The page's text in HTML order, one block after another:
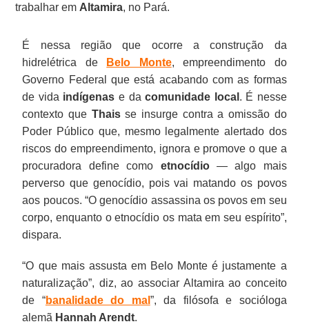
trabalhar em Altamira, no Pará.
É nessa região que ocorre a construção da
hidrelétrica de
Belo Monte, empreendimento do
Governo Federal que está acabando com as formas
de vida indígenas e dacomunidade local . É nesse
contexto que Thaisse insurge contra a omissão do
Poder Público que, mesmo legalmente alertado dos
riscos do empreendimento, ignora e promove o que a
procuradora define como etnocídio— algo mais
perverso que genocídio, pois vai matando os povos
aos poucos. “O genocídio assassina os povos em seu
corpo, enquanto o etnocídio os mata em seu espírito”,
dispara.
“O que mais assusta em Belo Monte é justamente a
naturalização”, diz, ao associar Altamira ao conceito
de “banalidade do mal ”, da filósofa e socióloga
alemã Hannah Arendt.